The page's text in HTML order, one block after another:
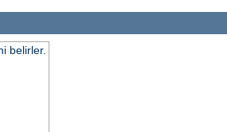
belirler.